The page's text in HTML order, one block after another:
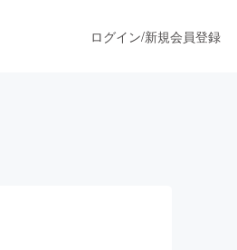
ログイン/新規会員登録